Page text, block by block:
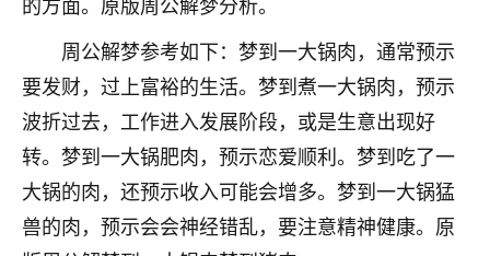
周公解梦参考如下：梦到一大锅肉，通常预示
要发财，过上富裕的生活。梦到煮一大锅肉，预示
波折过去，工作进入发展阶段，或是生意出现好
转。梦到一大锅肥肉，预示恋爱顺利。梦到吃了一
大锅的肉，还预示收入可能会增多。梦到一大锅猛
兽的肉，预示会会神经错乱，要注意精神健康。原
不由人！
1天前 来自四川 9
金白水清
我也想找老师看看，有没有人给个联系方式的啊？
鹿森 ：慧来老师微信：gjsy0624